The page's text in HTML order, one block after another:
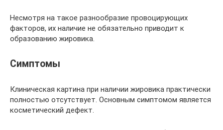
Несмотря на такое разнообразие провоцирующих
факторов, их наличие не обязательно приводит к
образованию жировика.
Симптомы
Клиническая картина при наличии жировика практически
полностью отсутствует. Основным симптомом является
косметический дефект.